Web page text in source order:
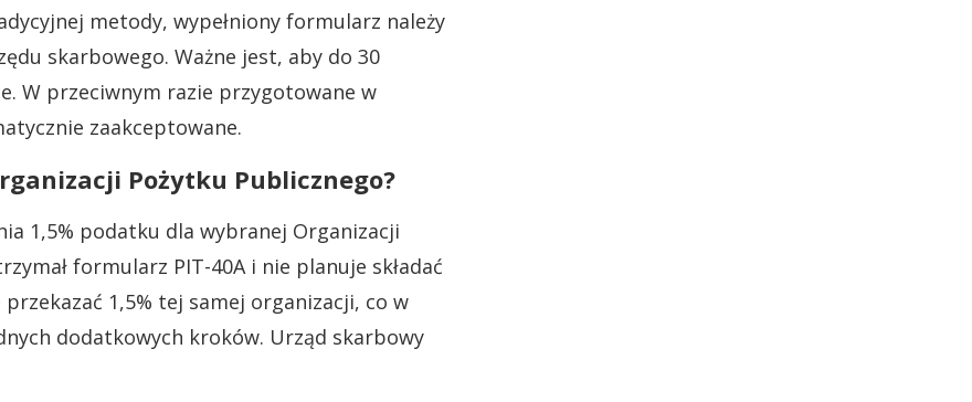
metody, wypełniony formularz należy
skarbowego. Ważne jest, aby do 30
W przeciwnym razie przygotowane w
zaakceptowane.
Pożytku Publicznego?
1,5% podatku dla wybranej Organizacji
formularz PIT-40A i nie planuje składać
1,5% tej samej organizacji, co w
dodatkowych kroków. Urząd skarbowy